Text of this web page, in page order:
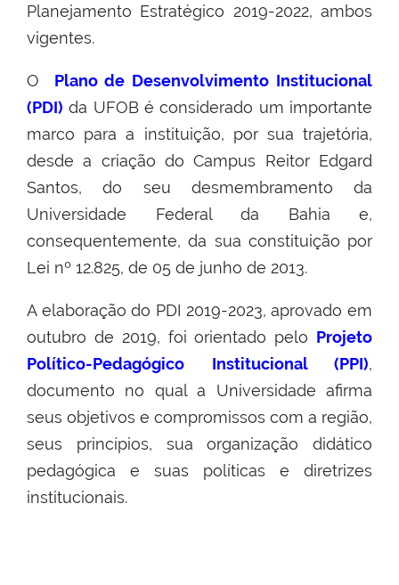
Planejamento Estratégico 2019-2022, ambos
vigentes.
O
Plano de Desenvolvimento Institucional
(PDI) da UFOB é considerado um importante
marco para a instituição, por sua trajetória,
desde a criação do Campus Reitor Edgard
Santos, do seu desmembramento da
Universidade Federal da Bahia e,
consequentemente, da sua constituição por
Lei nº 12.825, de 05 de junho de 2013.
A elaboração do PDI 2019-2023, aprovado em
outubro de 2019, foi orientado pelo Projeto
Político-Pedagógico Institucional (PPI),
documento no qual a Universidade afirma
seus objetivos e compromissos com a região,
seus princípios, sua organização didático
pedagógica e suas políticas e diretrizes
institucionais.